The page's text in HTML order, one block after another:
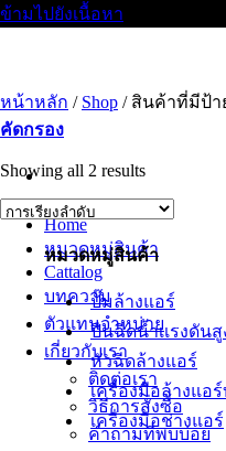
ข้ามไปยังเนื้อหา
Home
หมวดหมู่สินค้า
Cattalog
บทความ
ตัวแทนจำหน่าย
เกี่ยวกับเรา
ติดต่อเรา
วิธีการสั่งซื้อ
คำถามที่พบบ่อย
หน้าหลัก / Shop /สินค้าที่มีป้าย
คัดกรอง
Showing all 2 results
หมวดหมู่สินค้า
ปั๊มล้างแอร์
ปืนฉีดน้ำเเรงดันสู
หัวฉีดล้างแอร์
เครื่องมือล้างแอ
เครื่องมือช่างแอร์